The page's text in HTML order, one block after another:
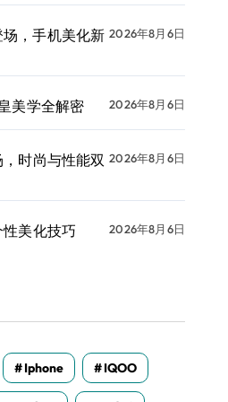
，手机美化新 2026年8月6日
美学全解密 2026年8月6日
时尚与性能双 2026年8月6日
美化技巧 2026年8月6日
Iphone IQOO